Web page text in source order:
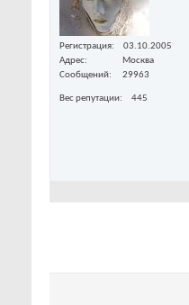
Регистрация
03.10.2005
Адрес
Москва
Сообщений
29963
Вес репутации 445